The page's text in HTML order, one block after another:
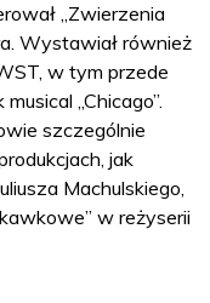
„Zwierzenia
Wystawiał również
w tym przede
„Chicago”.
szczególnie
jak
Machulskiego,
w reżyserii